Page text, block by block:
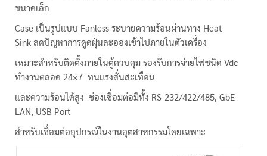
ขนาดเล็ก
Case เป็นรูปแบบ Fanless ระบายความร้อนผ่านทาง Heat
Sink ลดปัญหาการดูดฝุ่นละอองเข้าไปภายในตัวเครื่อง
เหมาะสำหรับติดตั้งภายในตู้ควบคุม รองรับการจ่ายไฟชนิด Vdc
ทำงานตลอด 24×7 ทนแรงสั่นสะเทือน
และความร้อนได้สูง ช่องเชื่อมต่อมีทั้ง RS-232/422/485, GbE
LAN, USB Port
สำหรับเชื่อมต่ออุปกรณ์ในงานอุตสาหกรรมโดยเฉพาะ